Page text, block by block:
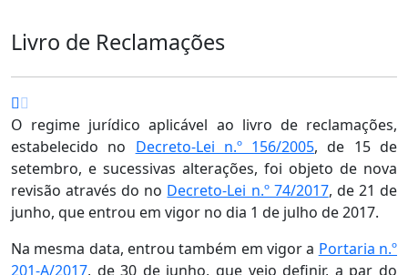
Livro de Reclamações
O regime jurídico aplicável ao livro de reclamações,
estabelecido no Decreto-Lei n.º 156/2005, de 15 de
setembro, e sucessivas alterações, foi objeto de nova
revisão através do no Decreto-Lei n.º 74/2017, de 21 de
junho, que entrou em vigor no dia 1 de julho de 2017.
Na mesma data, entrou também em vigor a Portaria n.º
201-A/2017, de 30 de junho, que veio definir, a par do